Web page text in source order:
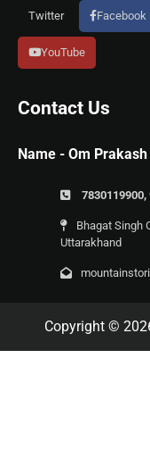
Twitter Facebook
YouTube
Contact Us
Name - Om
7830119900,
Bhagat Singh
Uttarakhand
Copyright ©